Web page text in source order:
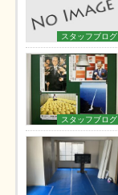
スタッフブログ
スタッフブログ